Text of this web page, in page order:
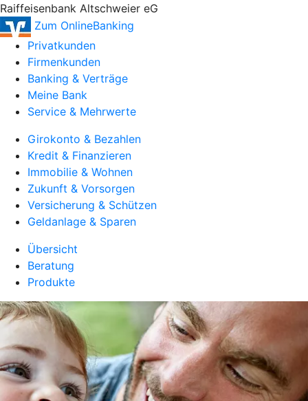
Raiffeisenbank Altschweier eG
Zum OnlineBanking
Privatkunden
Firmenkunden
Banking & Verträge
Meine Bank
Service & Mehrwerte
Girokonto & Bezahlen
Kredit & Finanzieren
Immobilie & Wohnen
Zukunft & Vorsorgen
Versicherung & Schützen
Geldanlage & Sparen
Übersicht
Beratung
Produkte